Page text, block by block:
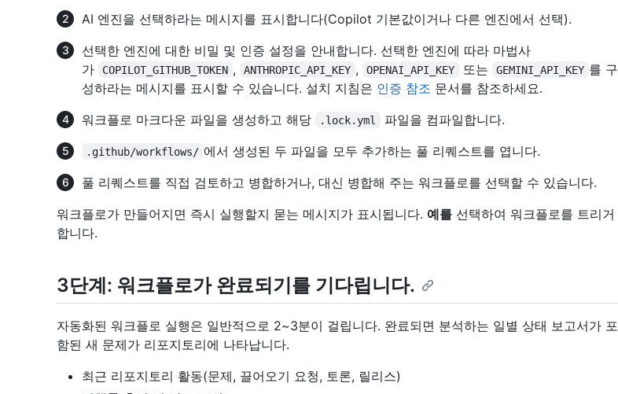
AI 엔진을 선택하라는 메시지를 표시합니다(Copilot 기본값이거나 다른 엔진에서 선택).
선택한 엔진에 대한 비밀 및 인증 설정을 안내합니다. 선택한 엔진에 따라 마법사
가
COPILOT_GITHUB_TOKEN , ANTHROPIC_API_KEY , OPENAI_API_KEY 또는 GEMINI_API_KEY 를 구
성하라는 메시지를 표시할 수 있습니다. 설치 지침은 인증 참조 문서를 참조하세요.
워크플로 마크다운 파일을 생성하고 해당
.lock.yml 파일을 컴파일합니다.
.github/workflows/ 에서 생성된 두 파일을 모두 추가하는 풀 리퀘스트를 엽니다.
풀 리퀘스트를 직접 검토하고 병합하거나, 대신 병합해 주는 워크플로를 선택할 수 있습니다.
워크플로가 만들어지면 즉시 실행할지 묻는 메시지가 표시됩니다. 예를 선택하여 워크플로를 트리거
합니다.
3단계: 워크플로가 완료되기를 기다립니다.
자동화된 워크플로 실행은 일반적으로 2~3분이 걸립니다. 완료되면 분석하는 일별 상태 보고서가 포
함된 새 문제가 리포지토리에 나타납니다.
최근 리포지토리 활동(문제, 끌어오기 요청, 토론, 릴리스)